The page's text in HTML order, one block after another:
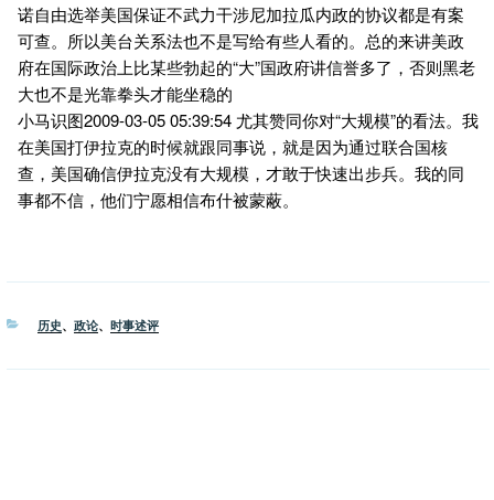
诺自由选举美国保证不武力干涉尼加拉瓜内政的协议都是有案
可查。所以美台关系法也不是写给有些人看的。总的来讲美政
府在国际政治上比某些勃起的“大”国政府讲信誉多了，否则黑老
大也不是光靠拳头才能坐稳的
小马识图2009-03-05 05:39:54 尤其赞同你对“大规模”的看法。我
在美国打伊拉克的时候就跟同事说，就是因为通过联合国核
查，美国确信伊拉克没有大规模，才敢于快速出步兵。我的同
事都不信，他们宁愿相信布什被蒙蔽。
分
历史、 政论、 时事述评